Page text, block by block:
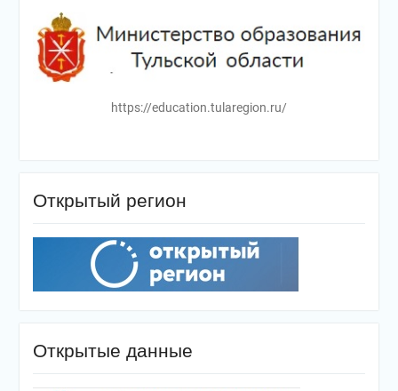
https://education.tularegion.ru/
Открытый регион
Открытые данные